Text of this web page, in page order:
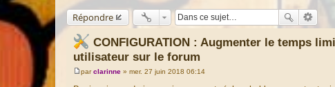
Répondre
CONFIGURATION : Augmenter le temps
utilisateur sur le forum
M
parclarinne » mer. 27 juin 2018 06:14